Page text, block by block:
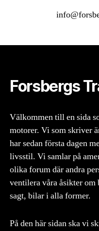
Forsbergs
Välkommen till en sida
motorer. Vi som skriver
har sedan första dagen
livsstil. Vi samlar på
olika forum där andra
ventilera våra åsikter
sagt, bilar i alla former.
På den här sidan ska vi